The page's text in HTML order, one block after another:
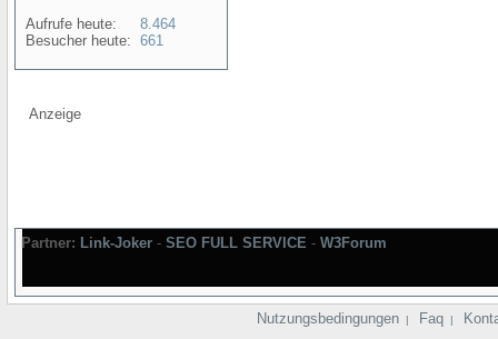
Aufrufe heute:
Besucher heute:
8.464
661
Anzeige
Partner: Link-Joker - SEO FULL SERVICE - W3Forum
Nutzungsbedingungen | Faq |